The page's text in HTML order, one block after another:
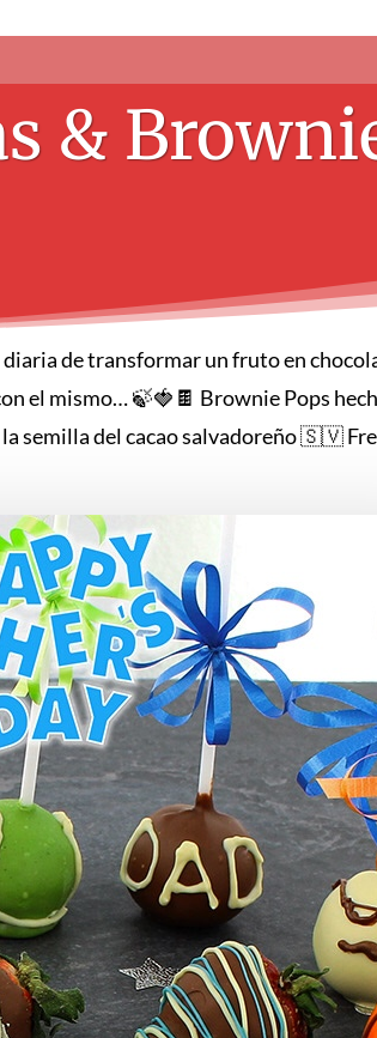
&
de transformar un fruto en
el mismo… 🍃🍓🍫 Brownie Pops
semilla del cacao salvadoreño 🇸🇻